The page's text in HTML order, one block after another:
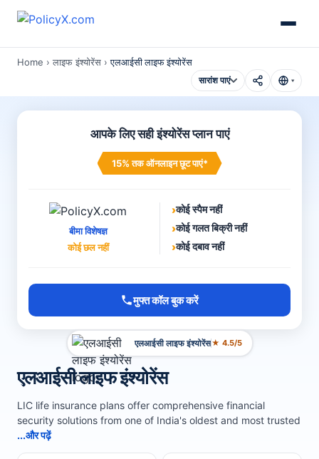
Home › लाइफ इंश्योरेंस ›एलआईसी लाइफ इंश्योरेंस
सारांश पाएं ▾
एलआईसी लाइफ इंश्योरेंस★ 4.5/5
एलआईसी लाइफ इंश्योरेंस
LIC life insurance plans offer comprehensive financial
security solutions from one of India's oldest and most trusted
...और पढ़ें
आपके लिए सही इंश्योरेंस प्लान पाएं
15% तक ऑनलाइन छूट पाएं*
बीमा विशेषज्ञ
कोई छल नहीं
›कोई स्पैम नहीं
›कोई गलत बिक्री नहीं
›कोई दबाव नहीं
मुफ्त कॉल बुक करें